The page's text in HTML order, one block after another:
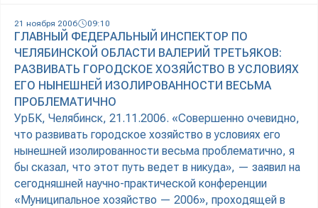
21 ноября 2006 09:10
ГЛАВНЫЙ ФЕДЕРАЛЬНЫЙ ИНСПЕКТОР ПО
ЧЕЛЯБИНСКОЙ ОБЛАСТИ ВАЛЕРИЙ ТРЕТЬЯКОВ:
РАЗВИВАТЬ ГОРОДСКОЕ ХОЗЯЙСТВО В УСЛОВИЯХ
ЕГО НЫНЕШНЕЙ ИЗОЛИРОВАННОСТИ ВЕСЬМА
ПРОБЛЕМАТИЧНО
УрБК, Челябинск, 21.11.2006. «Совершенно очевидно,
что развивать городское хозяйство в условиях его
нынешней изолированности весьма проблематично, я
бы сказал, что этот путь ведет в никуда», — заявил на
сегодняшней научно-практической конференции
«Муниципальное хозяйство — 2006», проходящей в